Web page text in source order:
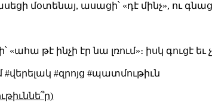
մօտենայ, ասացի՝ «դէ մինչ», ու
թէ ինչի էր նա լռում»։ իսկ գուցէ եւ
#զրոյց #պատմութիւն